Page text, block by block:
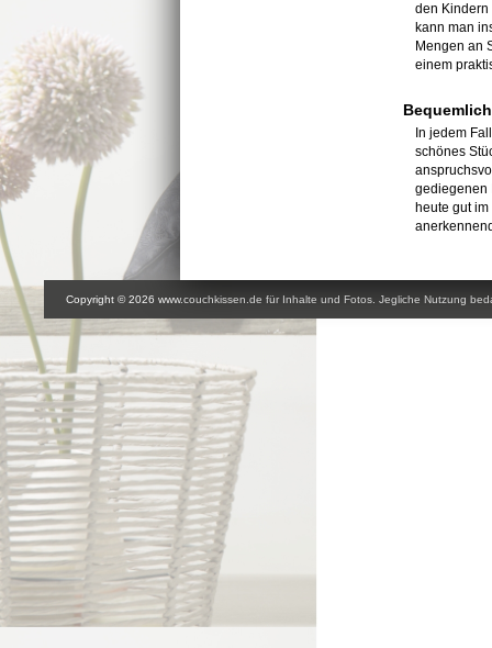
den Kindern
kann man
Mengen an
einem
In jedem
schönes
gediegenen
heute gut
Copyright © 2026 www.couchkissen.de für Inhalte und Fotos. Jegliche Nutzung